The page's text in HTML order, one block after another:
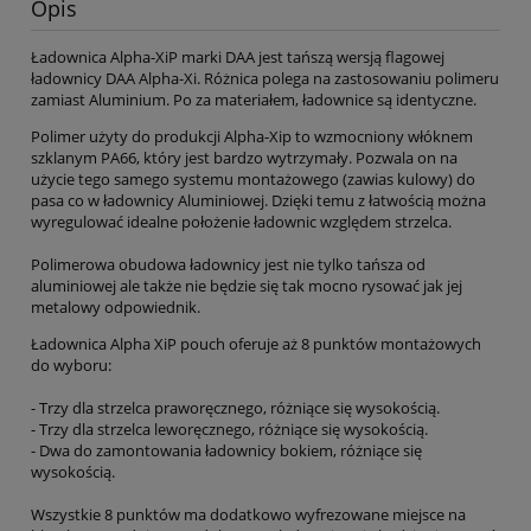
Opis
Ładownica Alpha-XiP marki DAA jest tańszą wersją flagowej
ładownicy DAA Alpha-Xi. Różnica polega na zastosowaniu polimeru
zamiast Aluminium. Po za materiałem, ładownice są identyczne.
Polimer użyty do produkcji Alpha-Xip to wzmocniony włóknem
szklanym PA66, który jest bardzo wytrzymały. Pozwala on na
użycie tego samego systemu montażowego (zawias kulowy) do
pasa co w ładownicy Aluminiowej. Dzięki temu z łatwością można
wyregulować idealne położenie ładownic względem strzelca.
Polimerowa obudowa ładownicy jest nie tylko tańsza od
aluminiowej ale także nie będzie się tak mocno rysować jak jej
metalowy odpowiednik.
Ładownica Alpha XiP pouch oferuje aż 8 punktów montażowych
do wyboru:
- Trzy dla strzelca praworęcznego, różniące się wysokością.
- Trzy dla strzelca leworęcznego, różniące się wysokością.
- Dwa do zamontowania ładownicy bokiem, różniące się
wysokością.
Wszystkie 8 punktów ma dodatkowo wyfrezowane miejsce na